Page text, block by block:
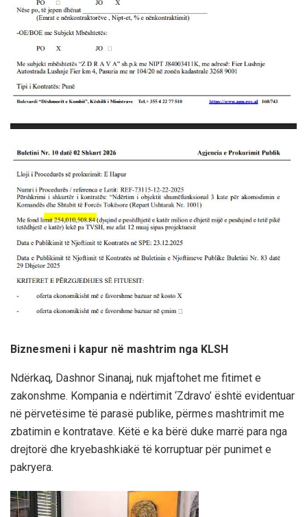
Biznesmeni i kapur në mashtrim nga KLSH
Ndërkaq, Dashnor Sinanaj, nuk mjaftohet me fitimet e
zakonshme. Kompania e ndërtimit ‘Zdravo’ është evidentuar
në përvetësime të parasë publike, përmes mashtrimit me
zbatimin e kontratave. Këtë e ka bërë duke marrë para nga
drejtorë dhe kryebashkiakë të korruptuar për punimet e
pakryera.